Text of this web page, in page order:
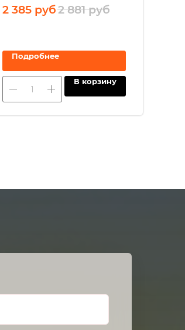
2 385 руб2 881 руб
Подробнее
В корзину